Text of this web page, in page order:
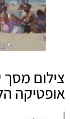
צילום
אופטיקה